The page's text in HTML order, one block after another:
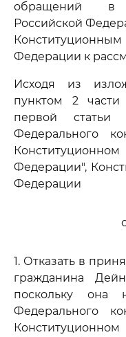
обращений в
Российской
Федерации к
Исходя из
пунктом 2
первой
Федерального
Федерации",
Федерации
1. Отказать в
гражданина
поскольку она
Федерального